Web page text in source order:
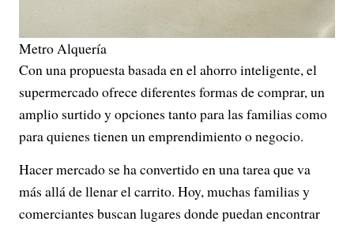
Metro Alquería
Con una propuesta basada en el ahorro inteligente, el
supermercado ofrece diferentes formas de comprar, un
amplio surtido y opciones tanto para las familias como
para quienes tienen un emprendimiento o negocio.
Hacer mercado se ha convertido en una tarea que va
más allá de llenar el carrito. Hoy, muchas familias y
comerciantes buscan lugares donde puedan encontrar